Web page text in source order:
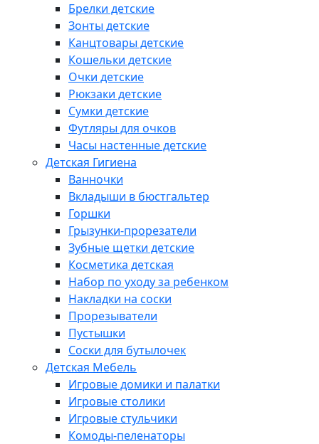
Брелки детские
Зонты детские
Канцтовары детские
Кошельки детские
Очки детские
Рюкзаки детские
Сумки детские
Футляры для очков
Часы настенные детские
Детская Гигиена
Ванночки
Вкладыши в бюстгальтер
Горшки
Грызунки-прорезатели
Зубные щетки детские
Косметика детская
Набор по уходу за ребенком
Накладки на соски
Прорезыватели
Пустышки
Соски для бутылочек
Детская Мебель
Игровые домики и палатки
Игровые столики
Игровые стульчики
Комоды-пеленаторы